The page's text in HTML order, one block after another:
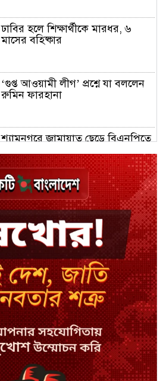
ঢাবির হলে শিক্ষার্থীকে মারধর, ৬
মাসের বহিষ্কার
‘গুপ্ত আওয়ামী লীগ’ প্রশ্নে যা বললেন
রুমিন ফারহানা
শ্যামনগরে জামায়াত ছেড়ে বিএনপিতে
ঢাকায় হালকা বৃষ্টির সম্ভাবনা, বাড়তে
পারে তাপমাত্রা
মন্ত্রী-এমপিদের উপস্থিতিতে ইউএনওর
আইফোন চুরি
সিরাজগঞ্জে বাস ট্রাক দুর্ঘটনা, চালকসহ
নিহত ২
স্পিকারের নামে জাল ডিও, প্রতারণার
অভিযোগে এসিল্যান্ডের বিরুদ্ধে মামলা